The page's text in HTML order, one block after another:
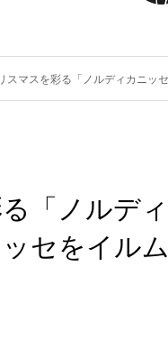
スマスを彩る「ノルディカニッ
「ノルデ
セをイルム